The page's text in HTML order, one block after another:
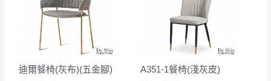
迪爾餐椅(灰布)(五金腳) A351-1餐椅(淺灰皮)